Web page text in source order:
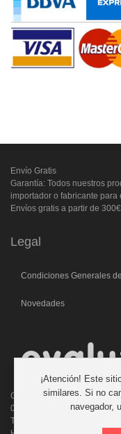
Envío Gratis
Garantía: Todos nuestros
importador o fabricante para
Envíos gratis a partir de
Legal
Condiciones Generales
Novedades
C/. Laforja, 46
08006 BARCELONA
Teléfono: 933 210 593 - 619
¡Atención! Este
similares. Si no
navegador,